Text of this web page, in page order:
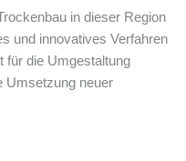
in dieser Region
und innovatives Verfahren
für die Umgestaltung
Umsetzung neuer